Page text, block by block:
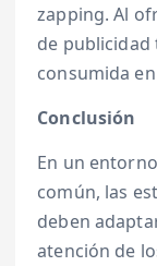
zapping. Al
de publicidad
consumida
Conclusión
En un
común, las
deben
atención de